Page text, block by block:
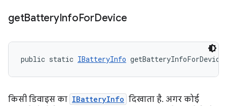
getBatteryInfoForDevice
public static IBatteryInfo
किसी डिवाइस का IBatteryInfo दिखाता है. अगर कोई